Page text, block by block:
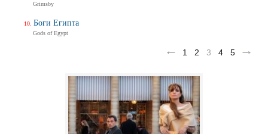
1 2 3 4 5
Grimsby
Боги Египта
Gods of Egypt